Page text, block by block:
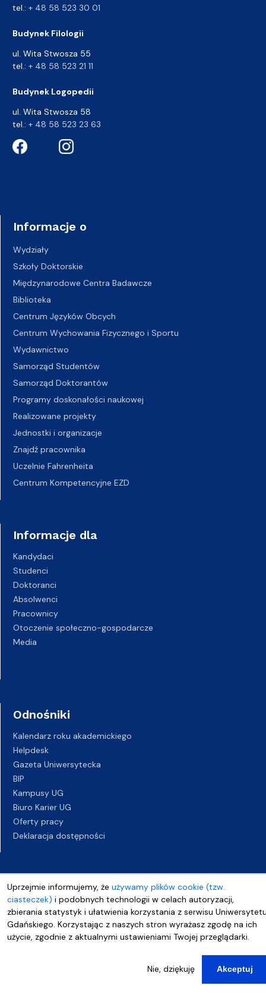
Uprzejmie informujemy, że używamy plików cookie (tzw.
ciasteczek) i podobnych technologii w celach autoryzacji,
zbierania statystyk i ułatwienia korzystania z serwisu
Gdańskiego. Korzystając z naszych stron wyrażasz zgodę na ich
użycie, zgodnie z aktualnymi ustawieniami Twojej przeglądarki.
Nie, dziękuję Akceptuj
tel.: + 48 58 523 30 01
Budynek Filologii
ul. Wita Stwosza 55
tel.: + 48 58 523 21 11
Budynek Logopedii
ul. Wita Stwosza 58
tel.: + 48 58 523 23 63
Informacje o
Wydziały
Szkoły Doktorskie
Międzynarodowe Centra Badawcze
Biblioteka
Centrum Języków Obcych
Centrum Wychowania Fizycznego i Sportu
Wydawnictwo
Samorząd Studentów
Samorząd Doktorantów
Programy doskonałości naukowej
Realizowane projekty
Jednostki i organizacje
Znajdź pracownika
Uczelnie Fahrenheita
Centrum Kompetencyjne EZD
Informacje dla
Kandydaci
Studenci
Doktoranci
Absolwenci
Pracownicy
Otoczenie społeczno-gospodarcze
Media
Odnośniki
Kalendarz roku akademickiego
Helpdesk
Gazeta Uniwersytecka
BIP
Kampusy UG
Biuro Karier UG
Oferty pracy
Deklaracja dostępności